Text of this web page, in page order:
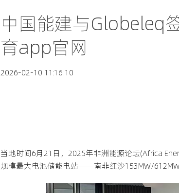
中国能建与Globeleq
育app官网
2026-02-10 11:16:10
当地时间6月21日，2025年非洲能源论坛(Africa
规模最大电池储能电站——南非红沙153MW/